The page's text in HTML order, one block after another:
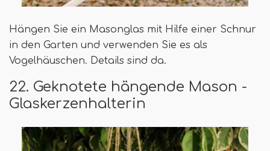
Hängen Sie ein Masonglas mit Hilfe einer Schnur
in den Garten und verwenden Sie es als
Vogelhäuschen. Details sind da.
22. Geknotete hängende Mason -
Glaskerzenhalterin